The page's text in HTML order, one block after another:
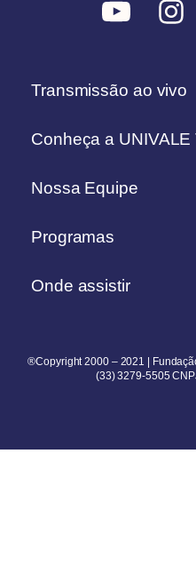
Transmissão ao vivo
Conheça a UNIVALE
Nossa Equipe
Programas
Onde assistir
®Copyright 2000 – 2021 |
(33) 3279-5505